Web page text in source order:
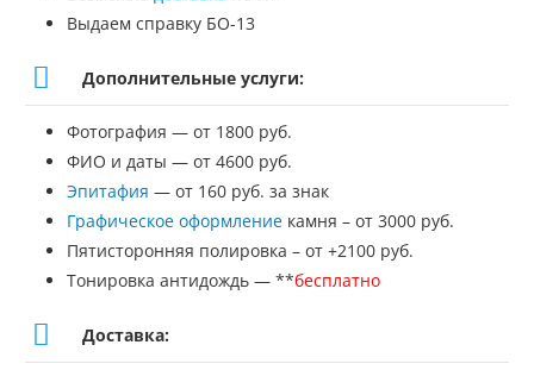
Выдаем справку БО-13
Дополнительные услуги:
Фотография — от 1800 руб.
ФИО и даты — от 4600 руб.
Эпитафия — от 160 руб. за знак
Графическое оформление камня – от 3000 руб.
Пятисторонняя полировка – от +2100 руб.
Тонировка антидождь — **бесплатно
Доставка: